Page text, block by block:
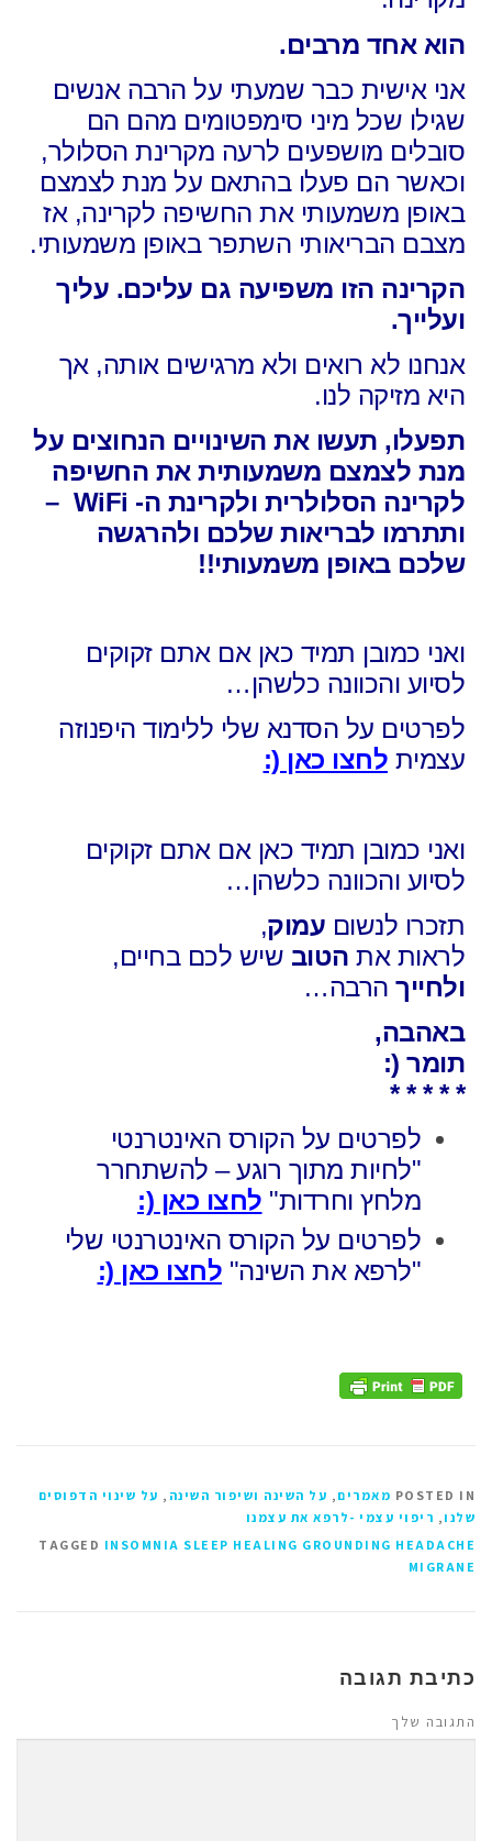
הוא אחד מרבים.
אני אישית כבר שמעתי על הרבה אנשים
שגילו שכל מיני סימפטומים מהם הם
סובלים מושפעים לרעה מקרינת הסלולר,
וכאשר הם פעלו בהתאם על מנת לצמצם
באופן משמעותי את החשיפה לקרינה, אז
מצבם הבריאותי השתפר באופן משמעותי.
הקרינה הזו משפיעה גם עליכם. עליך
ועלייך.
אנחנו לא רואים ולא מרגישים אותה, אך
היא מזיקה לנו.
תפעלו, תעשו את השינויים הנחוצים על
מנת לצמצם משמעותית את החשיפה
לקרינה הסלולרית ולקרינת ה- WiFi –
ותתרמו לבריאות שלכם ולהרגשה
שלכם באופן משמעותי!!
ואני כמובן תמיד כאן אם אתם זקוקים
לסיוע והכוונה כלשהן…
לפרטים על הסדנא שלי ללימוד היפנוזה
עצמית לחצו כאן (:
ואני כמובן תמיד כאן אם אתם זקוקים
לסיוע והכוונה כלשהן…
תזכרו לנשום עמוק,
לראות את הטוב שיש לכם בחיים,
ולחייך הרבה…
באהבה,
תומר (:
* * * * *
לפרטים על הקורס האינטרנטי
"לחיות מתוך רוגע – להשתחרר
מלחץ וחרדות" לחצו כאן (:
לפרטים על הקורס האינטרנטי שלי
"לרפא את השינה" לחצו כאן (:
POSTED IN מאמרים , על השינה ושיפור השינה , על שינוי הדפוסים
שלנו , ריפוי עצמי -לרפא את עצמנו
TAGGED INSOMNIA SLEEP HEALING GROUNDING HEADACHE
MIGRANE
כתיבת תגובה
התגובה שלך